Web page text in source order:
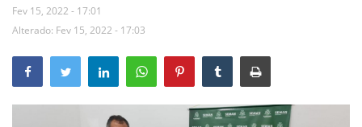
Floriano
Mural de Licitações
Fev 15, 2022 - 17:01
Alterado: Fev 15, 2022 - 17:03